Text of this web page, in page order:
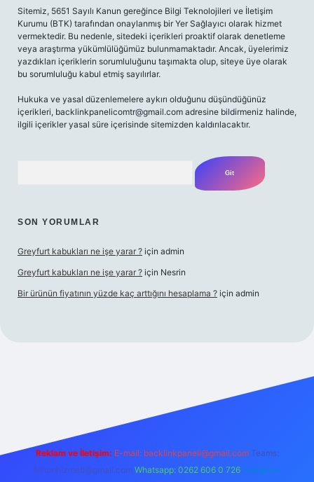
Sitemiz, 5651 Sayılı Kanun gereğince Bilgi Teknolojileri ve İletişim
Kurumu (BTK) tarafından onaylanmış bir Yer Sağlayıcı olarak hizmet
vermektedir. Bu nedenle, sitedeki içerikleri proaktif olarak denetleme
veya araştırma yükümlülüğümüz bulunmamaktadır. Ancak, üyelerimiz
yazdıkları içeriklerin sorumluluğunu taşımakta olup, siteye üye olarak
bu sorumluluğu kabul etmiş sayılırlar.
Hukuka ve yasal düzenlemelere aykırı olduğunu düşündüğünüz
içerikleri, backlinkpanelicomtr@gmail.com adresine bildirmeniz halinde,
ilgili içerikler yasal süre içerisinde sitemizden kaldırılacaktır.
SON YORUMLAR
Greyfurt kabukları ne işe yarar ? için admin
Greyfurt kabukları ne işe yarar ? için Nesrin
Bir ürünün fiyatının yüzde kaç arttığını hesaplama ? için admin
Reklam ve İletişim: E-mail: backlinkpaneli@gmail.com Teams:
forumhizmeti@gmail.com Whatsapp: 0262 606 0 726 Telegram: